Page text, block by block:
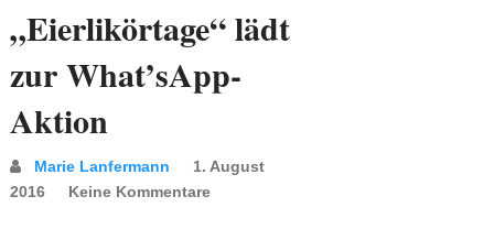
„Eierlikörtage“ lädt
zur What’sApp-
Aktion
Marie Lanfermann
1. August
2016
Keine Kommentare